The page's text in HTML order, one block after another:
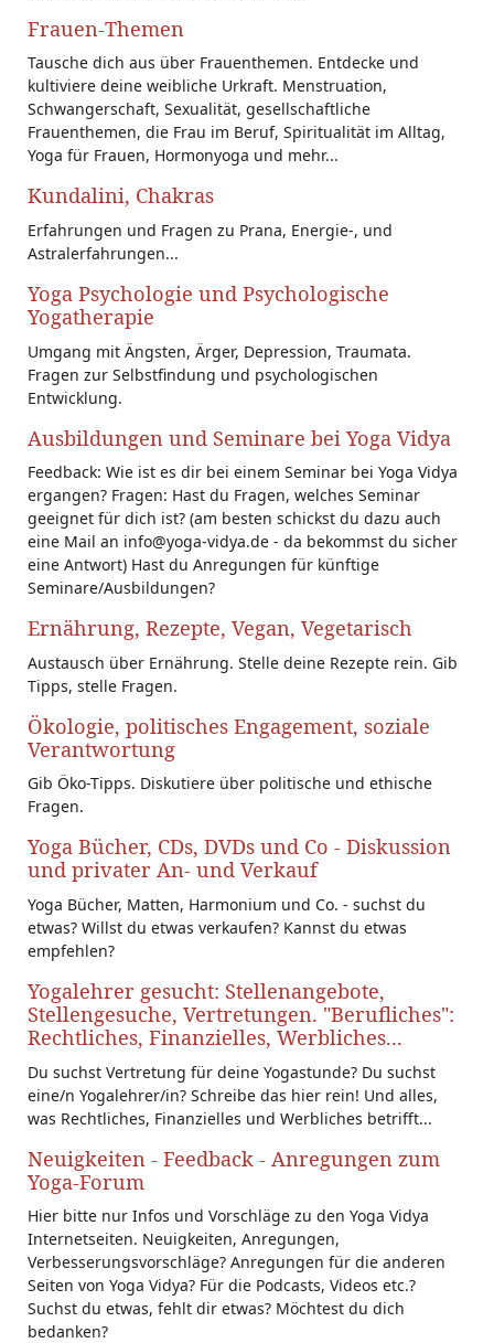
Frauen-Themen
Tausche dich aus über Frauenthemen. Entdecke und
kultiviere deine weibliche Urkraft. Menstruation,
Schwangerschaft, Sexualität, gesellschaftliche
Frauenthemen, die Frau im Beruf, Spiritualität im Alltag,
Yoga für Frauen, Hormonyoga und mehr...
Kundalini, Chakras
Erfahrungen und Fragen zu Prana, Energie-, und
Astralerfahrungen...
Yoga Psychologie und Psychologische
Yogatherapie
Umgang mit Ängsten, Ärger, Depression, Traumata.
Fragen zur Selbstfindung und psychologischen
Entwicklung.
Ausbildungen und Seminare bei Yoga Vidya
Feedback: Wie ist es dir bei einem Seminar bei Yoga Vidya
ergangen? Fragen: Hast du Fragen, welches Seminar
geeignet für dich ist? (am besten schickst du dazu auch
eine Mail an info@yoga-vidya.de - da bekommst du sicher
eine Antwort) Hast du Anregungen für künftige
Seminare/Ausbildungen?
Ernährung, Rezepte, Vegan, Vegetarisch
Austausch über Ernährung. Stelle deine Rezepte rein. Gib
Tipps, stelle Fragen.
Ökologie, politisches Engagement, soziale
Verantwortung
Gib Öko-Tipps. Diskutiere über politische und ethische
Fragen.
Yoga Bücher, CDs, DVDs und Co - Diskussion
und privater An- und Verkauf
Yoga Bücher, Matten, Harmonium und Co. - suchst du
etwas? Willst du etwas verkaufen? Kannst du etwas
empfehlen?
Yogalehrer gesucht: Stellenangebote,
Stellengesuche, Vertretungen. "Berufliches":
Rechtliches, Finanzielles, Werbliches...
Du suchst Vertretung für deine Yogastunde? Du suchst
eine/n Yogalehrer/in? Schreibe das hier rein! Und alles,
was Rechtliches, Finanzielles und Werbliches betrifft...
Neuigkeiten - Feedback - Anregungen zum
Yoga-Forum
Hier bitte nur Infos und Vorschläge zu den Yoga Vidya
Internetseiten. Neuigkeiten, Anregungen,
Verbesserungsvorschläge? Anregungen für die anderen
Seiten von Yoga Vidya? Für die Podcasts, Videos etc.?
Suchst du etwas, fehlt dir etwas? Möchtest du dich
bedanken?